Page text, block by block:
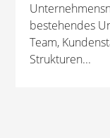
bestehendes
Team,
Strukturen...